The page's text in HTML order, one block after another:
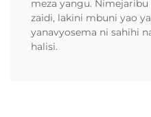
meza yangu.
zaidi, lakini mbuni yao
yanavyosema ni sahihi
halisi.